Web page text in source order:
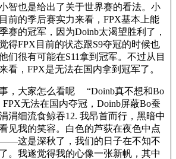
智也是给出了关于世界赛的看法。小
前的季后赛实力来看，FPX基本上能
赛的冠军，因为Doinb太渴望胜利了，
得FPX目前的状态跟S9夺冠的时候也
们很有可能在S11拿到冠军。不过从目
看，FPX是无法在国内拿到冠军了。
，大家怎么看呢 “Doinb真不想和Bo
FPX无法在国内夺冠，Doinb屏蔽Bo蚕
涓细流食鲸吞12. 我昂首而行，黑暗中
见我的笑容。白色的芦荻在夜色中点
这是深秋了，我们的日子在不知不
。我遂觉得我的心像一张新帆，其中